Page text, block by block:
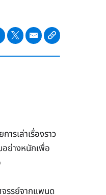
รเล่าเรื่องราว
ย่างหนักเพื่อ
รรย์จากแพนด